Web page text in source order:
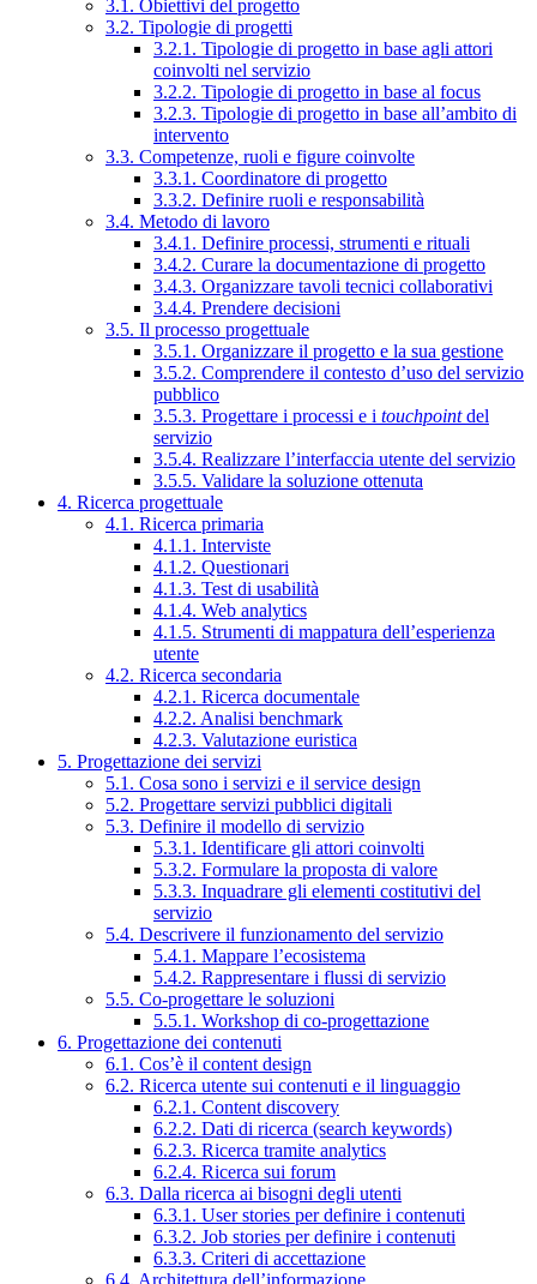
3.1. Obiettivi del progetto
3.2. Tipologie di progetti
3.2.1. Tipologie di progetto in base agli attori
coinvolti nel servizio
3.2.2. Tipologie di progetto in base al focus
3.2.3. Tipologie di progetto in base all’ambito di
intervento
3.3. Competenze, ruoli e figure coinvolte
3.3.1. Coordinatore di progetto
3.3.2. Definire ruoli e responsabilità
3.4. Metodo di lavoro
3.4.1. Definire processi, strumenti e rituali
3.4.2. Curare la documentazione di progetto
3.4.3. Organizzare tavoli tecnici collaborativi
3.4.4. Prendere decisioni
3.5. Il processo progettuale
3.5.1. Organizzare il progetto e la sua gestione
3.5.2. Comprendere il contesto d’uso del servizio
pubblico
3.5.3. Progettare i processi e i touchpointdel
servizio
3.5.4. Realizzare l’interfaccia utente del servizio
3.5.5. Validare la soluzione ottenuta
4. Ricerca progettuale
4.1. Ricerca primaria
4.1.1. Interviste
4.1.2. Questionari
4.1.3. Test di usabilità
4.1.4. Web analytics
4.1.5. Strumenti di mappatura dell’esperienza
utente
4.2. Ricerca secondaria
4.2.1. Ricerca documentale
4.2.2. Analisi benchmark
4.2.3. Valutazione euristica
5. Progettazione dei servizi
5.1. Cosa sono i servizi e il service design
5.2. Progettare servizi pubblici digitali
5.3. Definire il modello di servizio
5.3.1. Identificare gli attori coinvolti
5.3.2. Formulare la proposta di valore
5.3.3. Inquadrare gli elementi costitutivi del
servizio
5.4. Descrivere il funzionamento del servizio
5.4.1. Mappare l’ecosistema
5.4.2. Rappresentare i flussi di servizio
5.5. Co-progettare le soluzioni
5.5.1. Workshop di co-progettazione
6. Progettazione dei contenuti
6.1. Cos’è il content design
6.2. Ricerca utente sui contenuti e il linguaggio
6.2.1. Content discovery
6.2.2. Dati di ricerca (search keywords)
6.2.3. Ricerca tramite analytics
6.2.4. Ricerca sui forum
6.3. Dalla ricerca ai bisogni degli utenti
6.3.1. User stories per definire i contenuti
6.3.2. Job stories per definire i contenuti
6.3.3. Criteri di accettazione
6.4. Architettura dell’informazione